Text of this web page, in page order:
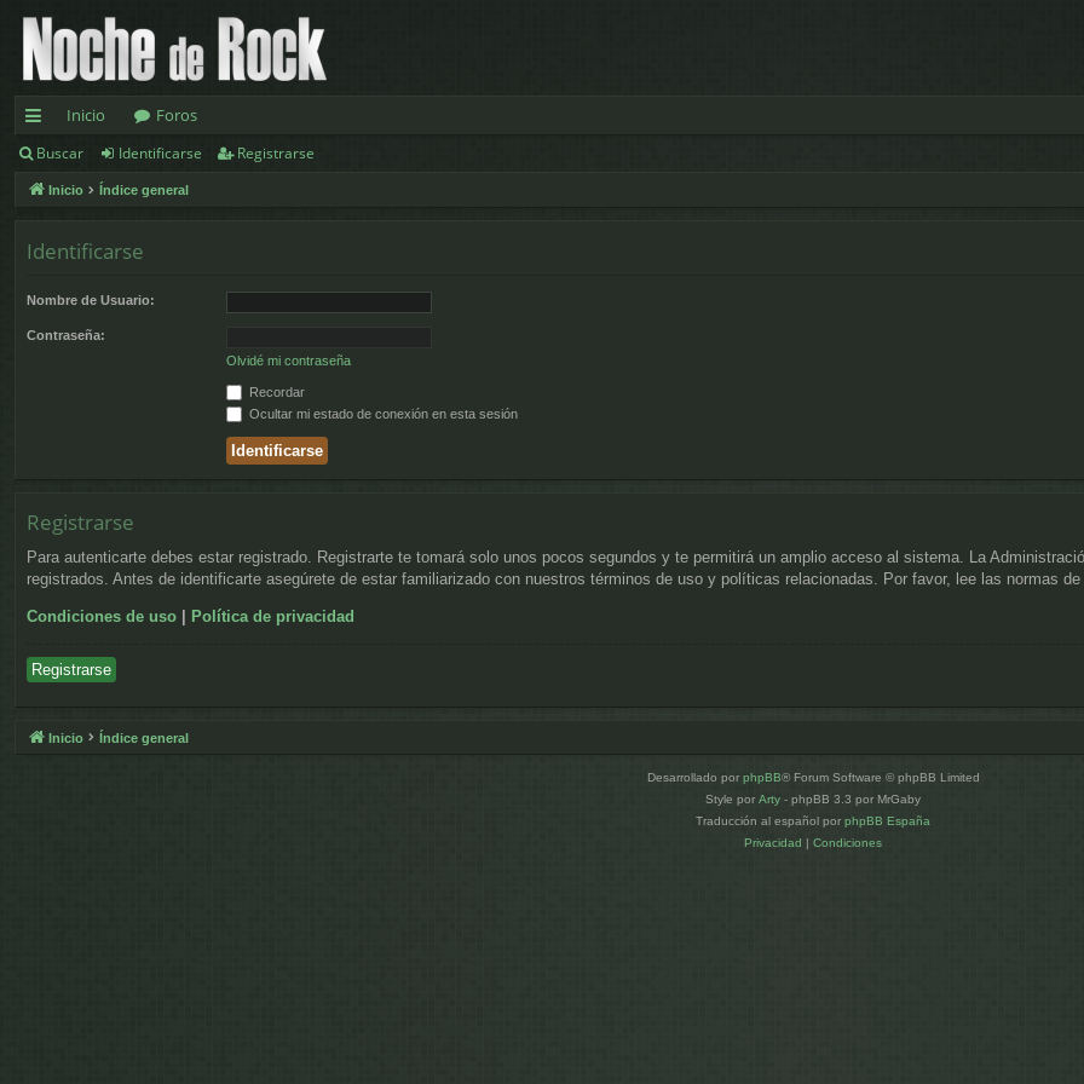
nl
ac
Inicio
Foros
Buscar Identificarse Registrarse
Inicio Índice general
Identificarse
Nombre de Usuario:
Contraseña:
Olvidé mi contraseña
Recordar
Ocultar mi estado de conexión en esta sesión
Registrarse
Para autenticarte debes estar registrado. Registrarte te tomará solo unos pocos segundos y te permitirá un amplio acceso al sistema. La
registrados. Antes de identificarte asegúrete de estar familiarizado con nuestros términos de uso y políticas relacionadas. Por favor, lee las normas
Condiciones de uso | Política de privacidad
Registrarse
Inicio Índice general
Desarrollado por phpBB® Forum Software © phpBB Limited
Style por Arty - phpBB 3.3 por MrGaby
Traducción al español por phpBB España
Privacidad | Condiciones